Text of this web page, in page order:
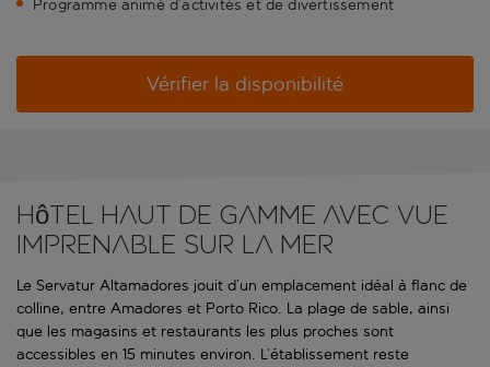
Programme animé d’activités et de divertissement
Vérifier la disponibilité
Hôtel haut de gamme avec vue
imprenable sur la mer
Le Servatur Altamadores jouit d’un emplacement idéal à flanc de
colline, entre Amadores et Porto Rico. La plage de sable, ainsi
que les magasins et restaurants les plus proches sont
accessibles en 15 minutes environ. L’établissement reste